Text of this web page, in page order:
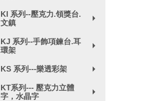
KI 系列--壓克力.領獎台.
文鎮
KJ 系列--手飾項鍊台.耳
環架
KS 系列---樂透彩架
KT系列--- 壓克力立體
字，水晶字